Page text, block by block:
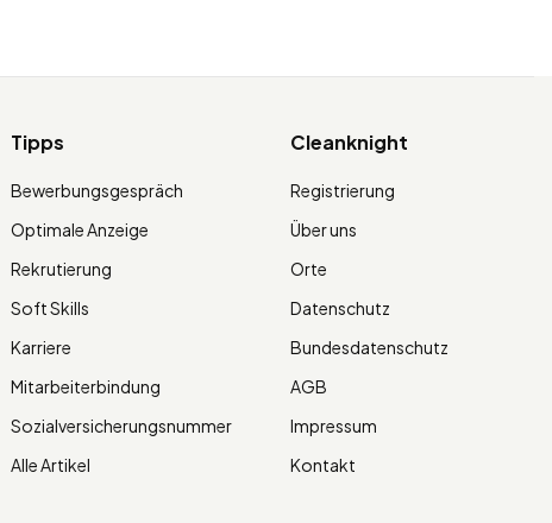
Tipps
Bewerbungsgespräch
Optimale Anzeige
Rekrutierung
Soft Skills
Karriere
Mitarbeiterbindung
Sozialversicherungsnummer
Alle Artikel
Cleanknight
Registrierung
Über uns
Orte
Datenschutz
Bundesdatenschutz
AGB
Impressum
Kontakt